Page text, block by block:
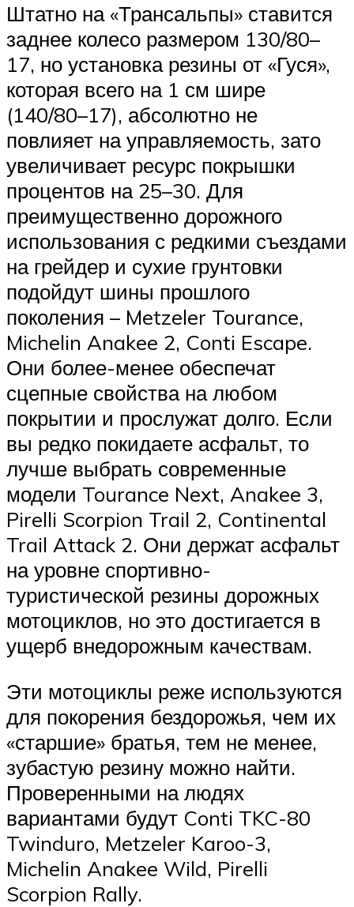
Штатно на «Трансальпы» ставится
заднее колесо размером 130/80–
17, но установка резины от «Гуся»,
которая всего на 1 см шире
(140/80–17), абсолютно не
повлияет на управляемость, зато
увеличивает ресурс покрышки
процентов на 25–30. Для
преимущественно дорожного
использования с редкими съездами
на грейдер и сухие грунтовки
подойдут шины прошлого
поколения – Metzeler Tourance,
Michelin Anakee 2, Conti Escape.
Они более-менее обеспечат
сцепные свойства на любом
покрытии и прослужат долго. Если
вы редко покидаете асфальт, то
лучше выбрать современные
модели Tourance Next, Anakee 3,
Pirelli Scorpion Trail 2, Continental
Trail Attack 2. Они держат асфальт
на уровне спортивно-
туристической резины дорожных
мотоциклов, но это достигается в
ущерб внедорожным качествам.
Эти мотоциклы реже используются
для покорения бездорожья, чем их
«старшие» братья, тем не менее,
зубастую резину можно найти.
Проверенными на людях
вариантами будут Conti TKC-80
Twinduro, Metzeler Karoo-3,
Michelin Anakee Wild, Pirelli
Scorpion Rally.